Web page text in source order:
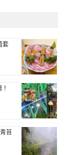
套
苔